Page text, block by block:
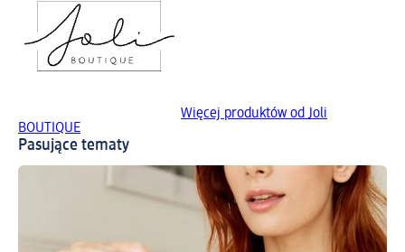
Więcej produktów od Joli
BOUTIQUE
Pasujące tematy